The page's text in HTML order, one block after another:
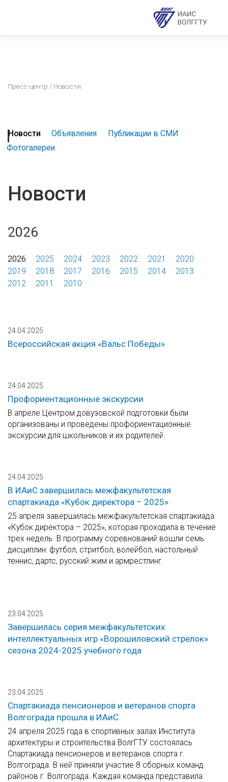
Пресс-центр / Новости
Новости Объявления
Публикации в СМИ
Фотогалереи
Новости
2026
2026 2025 2024 2023 2022 2021
2020
2019
2018 2017 2016 2015 2014
2013
2012
2011 2010
24.04.2025
Всероссийская акция «Вальс Победы»
24.04.2025
Профориентационные экскурсии
В апреле Центром довузовской подготовки были
организованы и проведены профориентационные
экскурсии для школьников и их родителей.
24.04.2025
В ИАиС завершилась межфакультетская
спартакиада «Кубок директора – 2025»
25 апреля завершилась межфакультетская спартакиада
«Кубок директора – 2025», которая проходила в течение
трех недель. В программу соревнований вошли семь
дисциплин: футбол, стритбол, волейбол, настольный
теннис, дартс, русский жим и армрестлинг.
23.04.2025
Завершилась серия межфакультетских
интеллектуальных игр «Ворошиловский стрелок»
сезона 2024-2025 учебного года
23.04.2025
Спартакиада пенсионеров и ветеранов спорта
Волгограда прошла в ИАиС
24 апреля 2025 года в спортивных залах Института
архитектуры и строительства ВолгГТУ состоялась
Спартакиада пенсионеров и ветеранов спорта г.
Волгограда. В ней приняли участие 8 сборных команд
районов г. Волгограда. Каждая команда представила